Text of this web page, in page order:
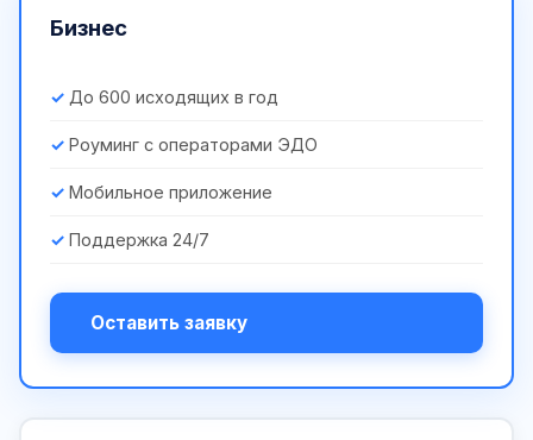
Бизнес
До 600 исходящих в год
Роуминг с операторами ЭДО
Мобильное приложение
Поддержка 24/7
Оставить заявку